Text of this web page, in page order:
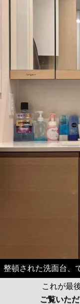
整頓された洗面台
これが最
ご覧いた